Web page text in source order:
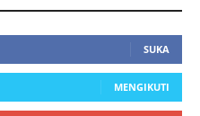
SUKA
MENGIKUTI